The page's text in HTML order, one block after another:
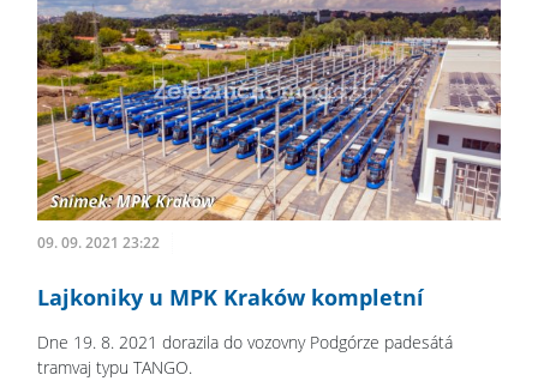
09. 09. 2021 23:22
Lajkoniky u MPK Kraków kompletní
Dne 19. 8. 2021 dorazila do vozovny Podgórze padesátá
tramvaj typu TANGO.